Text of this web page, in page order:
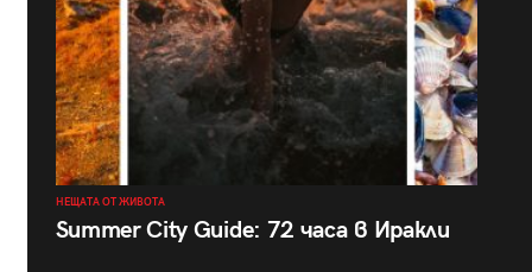
НЕЩАТА ОТ ЖИВОТА
Summer City Guide: 72 часа в Иракли